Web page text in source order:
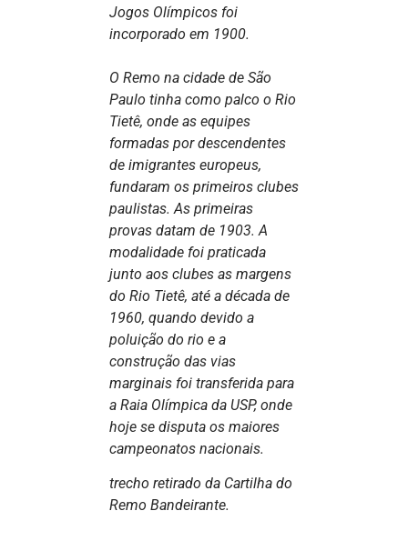
Jogos Olímpicos foi
incorporado em 1900.
O Remo na cidade de São
Paulo tinha como palco o Rio
Tietê, onde as equipes
formadas por descendentes
de imigrantes europeus,
fundaram os primeiros clubes
paulistas. As primeiras
provas datam de 1903. A
modalidade foi praticada
junto aos clubes as margens
do Rio Tietê, até a década de
1960, quando devido a
poluição do rio e a
construção das vias
marginais foi transferida para
a Raia Olímpica da USP, onde
hoje se disputa os maiores
campeonatos nacionais.
trecho retirado da Cartilha do
Remo Bandeirante.